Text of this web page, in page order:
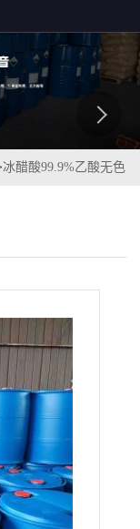
冰醋酸99.9%乙酸无色